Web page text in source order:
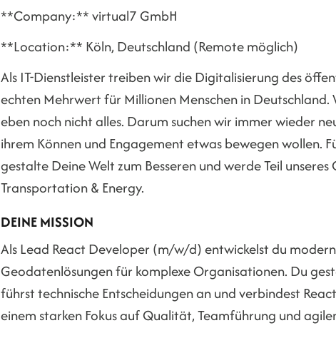
**Company:** virtual7 GmbH
**Location:** Köln, Deutschland (Remote möglich)
Als IT-Dienstleister treiben wir die Digitalisierung des
echten Mehrwert für Millionen Menschen in
eben noch nicht alles. Darum suchen wir immer wieder
ihrem Können und Engagement etwas bewegen wollen.
gestalte Deine Welt zum Besseren und werde Teil
Transportation & Energy.
DEINE MISSION
Als Lead React Developer (m/w/d) entwickelst du
Geodatenlösungen für komplexe Organisationen. Du
führst technische Entscheidungen an und verbindest
einem starken Fokus auf Qualität, Teamführung und